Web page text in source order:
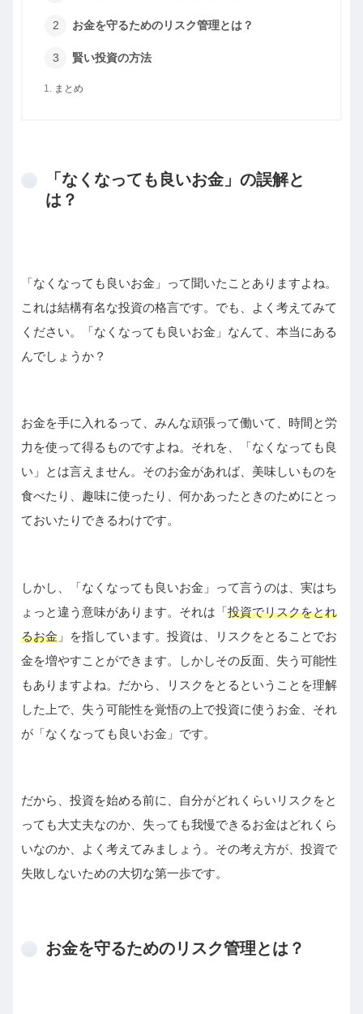
お金を守るためのリスク管理とは？
賢い投資の方法
まとめ
「なくなっても良いお金」の誤解と
は？
「なくなっても良いお金」って聞いたことありますよね。
これは結構有名な投資の格言です。でも、よく考えてみて
ください。「なくなっても良いお金」なんて、本当にある
んでしょうか？
お金を手に入れるって、みんな頑張って働いて、時間と労
力を使って得るものですよね。それを、「なくなっても良
い」とは言えません。そのお金があれば、美味しいものを
食べたり、趣味に使ったり、何かあったときのためにとっ
ておいたりできるわけです。
しかし、「なくなっても良いお金」って言うのは、実はち
ょっと違う意味があります。それは「投資でリスクをとれ
るお金 」を指しています。投資は、リスクをとることでお
金を増やすことができます。しかしその反面、失う可能性
もありますよね。だから、リスクをとるということを理解
した上で、失う可能性を覚悟の上で投資に使うお金、それ
が「なくなっても良いお金」です。
だから、投資を始める前に、自分がどれくらいリスクをと
っても大丈夫なのか、失っても我慢できるお金はどれくら
いなのか、よく考えてみましょう。その考え方が、投資で
失敗しないための大切な第一歩です。
お金を守るためのリスク管理とは？